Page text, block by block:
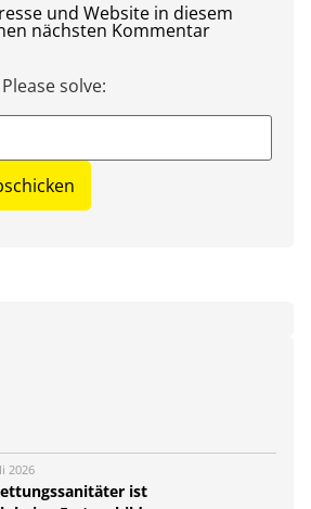
und Website in diesem
nächsten Kommentar
solve:
2026
ist